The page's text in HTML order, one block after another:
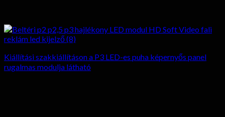
Kiállítási szakkiállításon a P3 LED-es puha képernyős panel
rugalmas modulja látható